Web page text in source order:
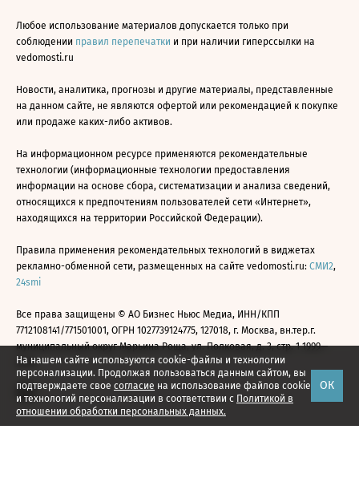
На нашем сайте используются cookie-файлы и технологии
персонализации. Продолжая пользоваться данным сайтом, вы
подтверждаете свое согласие на использование файлов cookie
и технологий персонализации в соответствии с Политикой в
отношении обработки персональных данных.
ОК
Любое использование материалов допускается только при
соблюдении правил перепечатки и при наличии гиперссылки на
vedomosti.ru
Новости, аналитика, прогнозы и другие материалы, представленные
на данном сайте, не являются офертой или рекомендацией к покупке
или продаже каких-либо активов.
На информационном ресурсе применяются рекомендательные
технологии (информационные технологии предоставления
информации на основе сбора, систематизации и анализа сведений,
относящихся к предпочтениям пользователей сети «Интернет»,
находящихся на территории Российской Федерации).
Правила применения рекомендательных технологий в виджетах
рекламно-обменной сети, размещенных на сайте vedomosti.ru: СМИ2,
24smi
Все права защищены © АО Бизнес Ньюс Медиа, ИНН/КПП
7712108141/771501001, ОГРН 1027739124775, 127018, г. Москва, вн.тер.г.
муниципальный округ Марьина Роща, ул. Полковая, д. 3, стр. 1 1999—
2026